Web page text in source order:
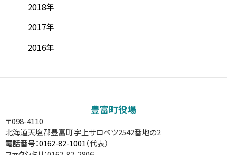
2018年
2017年
2016年
豊富町役場
〒098-4110
北海道天塩郡豊富町字上サロベツ2542番地の2
電話番号：0162-82-1001（代表）